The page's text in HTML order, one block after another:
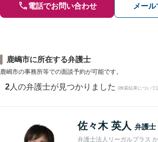
電話でお問い合わせ メー
鹿嶋市に所在する弁護士
鹿嶋市の事務所等での面談予約が可能です。
2 人の弁護士が見つかりました (検索結果について
佐々木 英人 弁護士
弁護士法人リーガルプラス